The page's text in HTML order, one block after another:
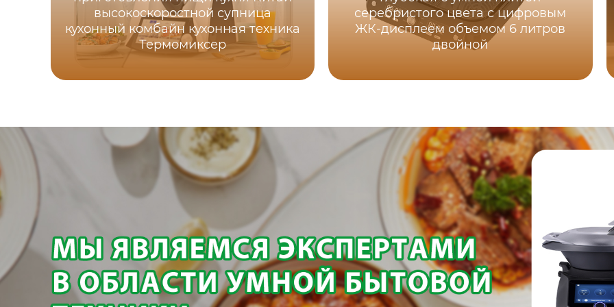
высокоскоростной супница
кухонный комбайн кухонная техника
Термомиксер
серебристого цвета с цифровым
ЖК-дисплеем объемом 6 литров
двойной